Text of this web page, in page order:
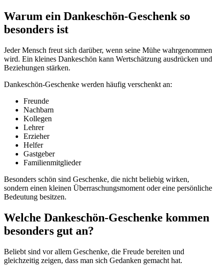
Warum ein Dankeschön-Geschenk so
besonders ist
Jeder Mensch freut sich darüber, wenn seine Mühe wahrgenommen
wird. Ein kleines Dankeschön kann Wertschätzung ausdrücken und
Beziehungen stärken.
Dankeschön-Geschenke werden häufig verschenkt an:
Freunde
Nachbarn
Kollegen
Lehrer
Erzieher
Helfer
Gastgeber
Familienmitglieder
Besonders schön sind Geschenke, die nicht beliebig wirken,
sondern einen kleinen Überraschungsmoment oder eine persönliche
Bedeutung besitzen.
Welche Dankeschön-Geschenke kommen
besonders gut an?
Beliebt sind vor allem Geschenke, die Freude bereiten und
gleichzeitig zeigen, dass man sich Gedanken gemacht hat.